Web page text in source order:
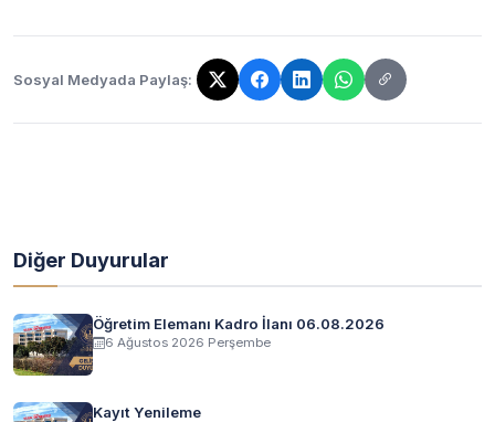
Sosyal Medyada Paylaş:
Bağlantı kopyalandı!
Diğer Duyurular
Öğretim Elemanı Kadro İlanı 06.08.2026
6 Ağustos 2026 Perşembe
Kayıt Yenileme